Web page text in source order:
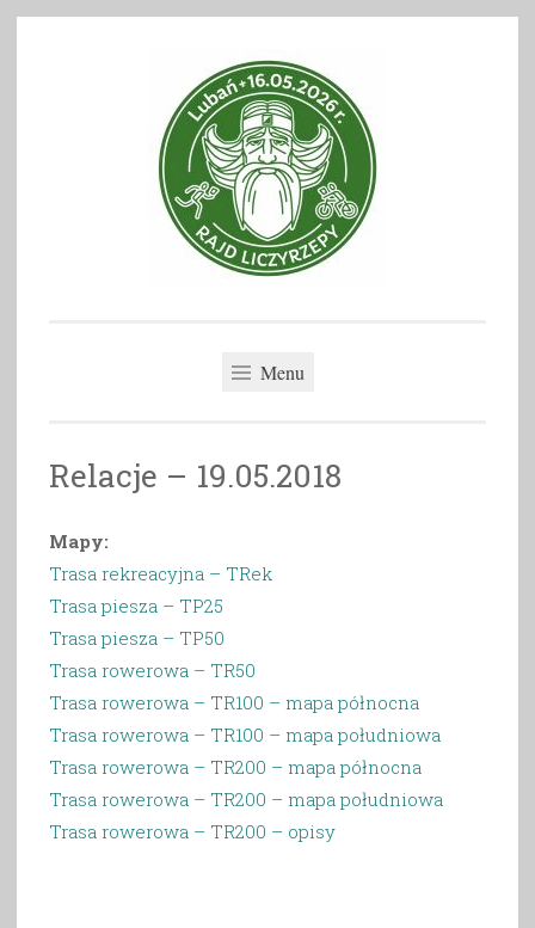
Menu
Relacje – 19.05.2018
Mapy:
Trasa rekreacyjna – TRek
Trasa piesza – TP25
Trasa piesza – TP50
Trasa rowerowa – TR50
Trasa rowerowa – TR100 – mapa północna
Trasa rowerowa – TR100 – mapa południowa
Trasa rowerowa – TR200 – mapa północna
Trasa rowerowa – TR200 – mapa południowa
Trasa rowerowa – TR200 – opisy